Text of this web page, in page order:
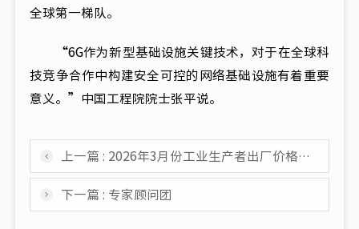
全球第一梯队。
“6G作为新型基础设施关键技术，对于在全球科
技竞争合作中构建安全可控的网络基础设施有着重要
意义。”中国工程院院士张平说。
上一篇 : 2026年3月份工业生产者出厂价格同比由降转涨 环比涨幅扩大
下一篇 : 专家顾问团